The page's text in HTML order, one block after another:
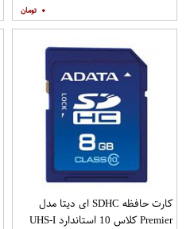
۰
کارت حافظه SDHC ای دیتا مدل
Premier کلاس 10 استاندارد UHS-I